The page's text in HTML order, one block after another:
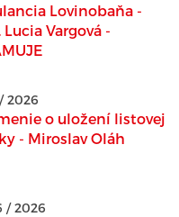
Lovinobaňa -
Lucia Vargová -
2026
o uložení listovej
- Miroslav Oláh
/ 2026